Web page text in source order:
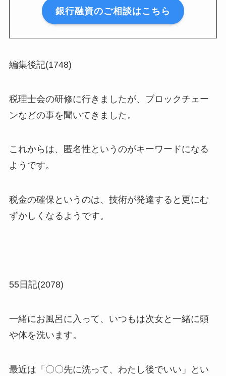
銀行融資のご相談はこちら
編集後記(1748)
税理士会の研修に行きましたが、ブロックチェー
ンなどの事を聞いてきました。
これからは、匿名性というのがキーワードになる
ようです。
税金の確保というのは、技術が発達すると更にむ
ずかしくなるようです。
55日記(2078)
一緒にお風呂に入って、いつもは次女と一緒に頭
や体を洗います。
最近は「〇〇先に洗って、わたし後でいい」とい